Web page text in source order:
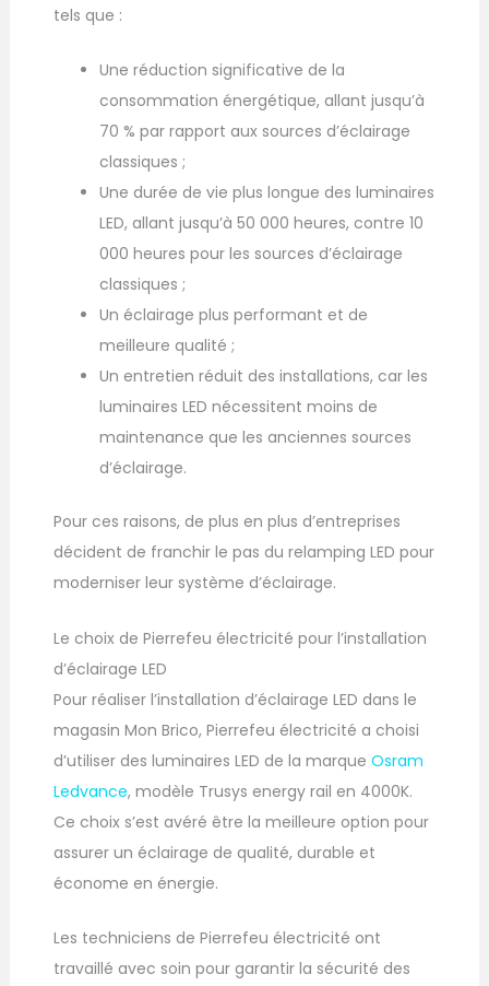
tels que :
Une réduction significative de la
consommation énergétique, allant jusqu’à
70 % par rapport aux sources d’éclairage
classiques ;
Une durée de vie plus longue des luminaires
LED, allant jusqu’à 50 000 heures, contre 10
000 heures pour les sources d’éclairage
classiques ;
Un éclairage plus performant et de
meilleure qualité ;
Un entretien réduit des installations, car les
luminaires LED nécessitent moins de
maintenance que les anciennes sources
d’éclairage.
Pour ces raisons, de plus en plus d’entreprises
décident de franchir le pas du relamping LED pour
moderniser leur système d’éclairage.
Le choix de Pierrefeu électricité pour l’installation
d’éclairage LED
Pour réaliser l’installation d’éclairage LED dans le
magasin Mon Brico, Pierrefeu électricité a choisi
d’utiliser des luminaires LED de la marqueOsram
Ledvance, modèle Trusys energy rail en 4000K.
Ce choix s’est avéré être la meilleure option pour
assurer un éclairage de qualité, durable et
économe en énergie.
Les techniciens de Pierrefeu électricité ont
travaillé avec soin pour garantir la sécurité des